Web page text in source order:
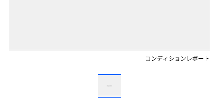
コンディションレポート